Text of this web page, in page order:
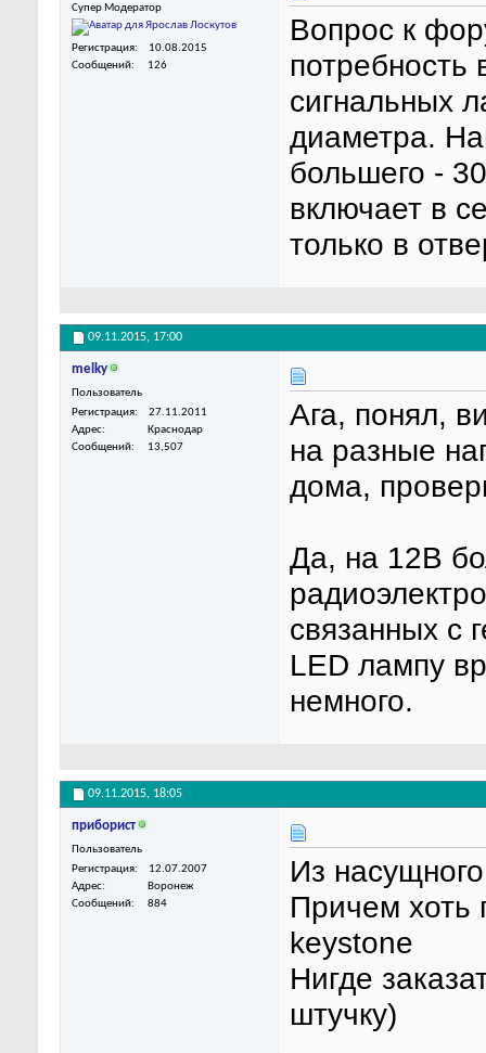
Супер Модератор
Регистрация
10.08.2015
Сообщений
126
Вопрос к
потребность
сигнальных
диаметра.
большего -
включает в
только в
09.11.2015, 17:00
melky
Пользователь
Регистрация
27.11.2011
Адрес
Краснодар
Сообщений
13,507
Ага, понял,
на разные
дома,
Да, на 12В
связанных с
LED лампу
немного.
09.11.2015, 18:05
приборист
Пользователь
Регистрация
12.07.2007
Адрес
Воронеж
Сообщений
884
Из
Причем хоть
keystone
Нигде
штучку)